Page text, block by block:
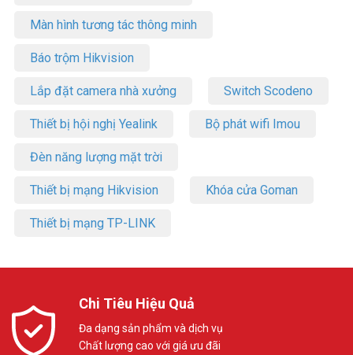
Màn hình tương tác thông minh
Báo trộm Hikvision
Lắp đặt camera nhà xưởng Switch Scodeno
Thiết bị hội nghị Yealink Bộ phát wifi Imou
Đèn năng lượng mặt trời
Thiết bị mạng Hikvision Khóa cửa Goman
Thiết bị mạng TP-LINK
Chi Tiêu Hiệu Quả
Đa dạng sản phẩm và dịch vụ
Chất lượng cao với giá ưu đãi